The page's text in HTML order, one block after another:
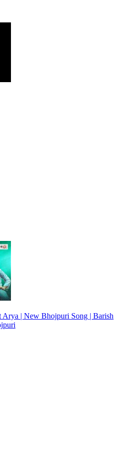
Arya | New Bhojpuri Song | Barish